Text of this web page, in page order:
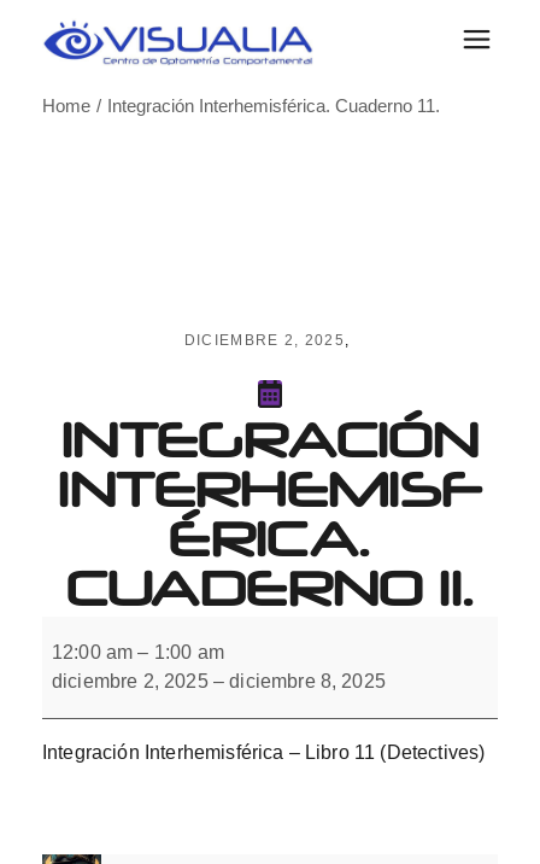
Home
Integración Interhemisférica. Cuaderno 11.
DICIEMBRE 2, 2025
INTEGRACIÓN
INTERHEMISF
ÉRICA.
CUADERNO 11.
Interhemisférica.
Cuaderno
11.
12:00 am – 1:00 am
diciembre 2, 2025 –diciembre 8, 2025
Integración Interhemisférica – Libro 11 (Detectives)